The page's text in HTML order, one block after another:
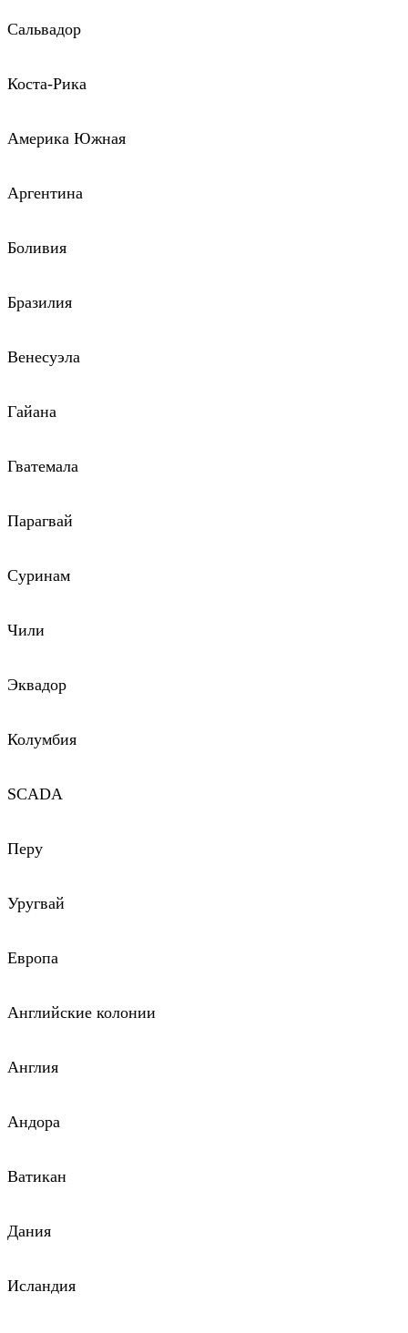
Сальвадор
Коста-Рика
Америка Южная
Аргентина
Боливия
Бразилия
Венесуэла
Гайана
Гватемала
Парагвай
Суринам
Чили
Эквадор
Колумбия
SCADA
Перу
Уругвай
Европа
Английские колонии
Англия
Андора
Ватикан
Дания
Исландия